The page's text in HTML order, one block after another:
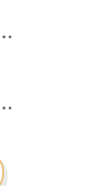
邸 外壁塗装工事
塗装・外壁塗装工事